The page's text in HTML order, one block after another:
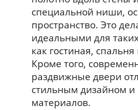
специальной ниши,
пространство. Это
идеальными для
как гостиная,
Кроме того,
раздвижные двери
стильным дизайном и
материалов.